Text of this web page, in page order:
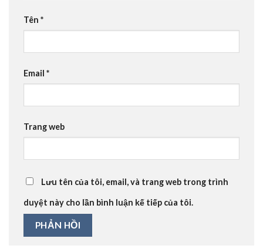
Tên *
Email *
Trang web
Lưu tên của tôi, email, và trang web trong trình
duyệt này cho lần bình luận kế tiếp của tôi.